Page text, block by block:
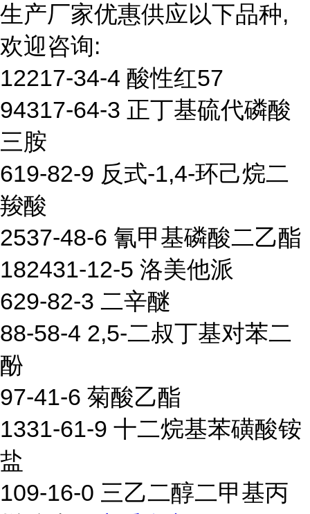
生产厂家优惠供应以下品种,
欢迎咨询:
12217-34-4 酸性红57
94317-64-3 正丁基硫代磷酸
三胺
619-82-9 反式-1,4-环己烷二
羧酸
2537-48-6 氰甲基磷酸二乙酯
182431-12-5 洛美他派
629-82-3 二辛醚
88-58-4 2,5-二叔丁基对苯二
酚
97-41-6 菊酸乙酯
1331-61-9 十二烷基苯磺酸铵
盐
109-16-0 三乙二醇二甲基丙